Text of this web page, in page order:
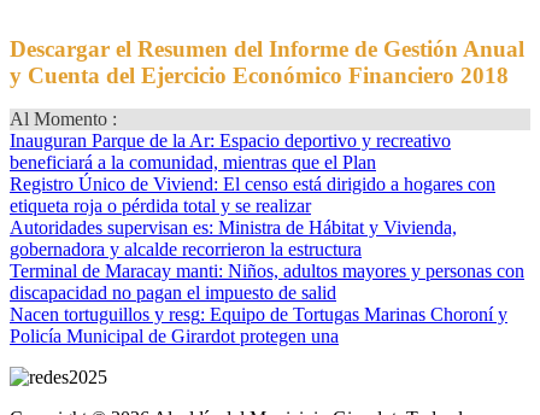
Descargar el Resumen del Informe de Gestión Anual
y Cuenta del Ejercicio Económico Financiero 2018
Al Momento :
Inauguran Parque de la Ar: Espacio deportivo y recreativo
beneficiará a la comunidad, mientras que el Plan
Registro Único de Viviend: El censo está dirigido a hogares con
etiqueta roja o pérdida total y se realizar
Autoridades supervisan es: Ministra de Hábitat y Vivienda,
gobernadora y alcalde recorrieron la estructura
Terminal de Maracay manti: Niños, adultos mayores y personas con
discapacidad no pagan el impuesto de salid
Nacen tortuguillos y resg: Equipo de Tortugas Marinas Choroní y
Policía Municipal de Girardot protegen una